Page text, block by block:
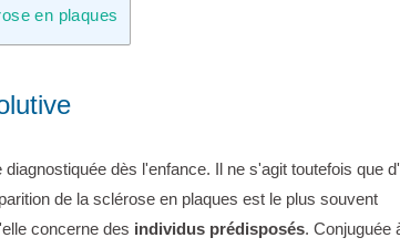
en plaques
dès l'enfance. Il ne s'agit toutefois que
de la sclérose en plaques est le plus souvent
concerne des individus prédisposés. Conjuguée